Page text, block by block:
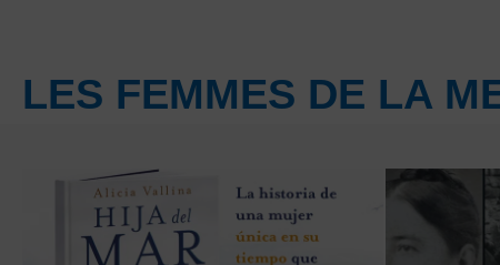
LES FEMMES DE LA